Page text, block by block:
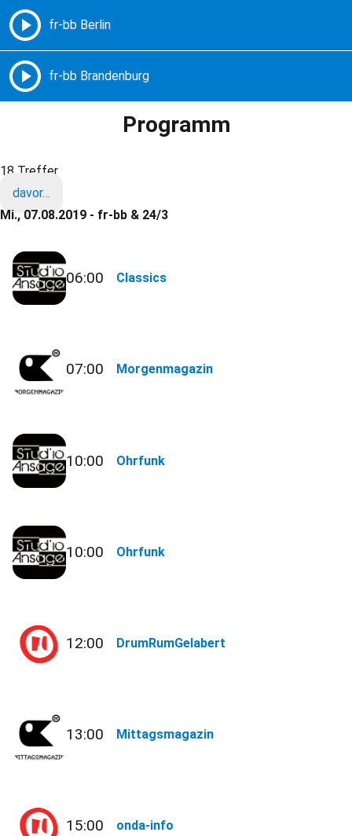
Freie Radios – Berlin Brandenburg
Programm
18 Treffer
davor…
Mi., 07.08.2019 - fr-bb & 24/3
06:00 Classics
07:00 Morgenmagazin
10:00 Ohrfunk
10:00 Ohrfunk
12:00 DrumRumGelabert
13:00 Mittagsmagazin
15:00 onda-info